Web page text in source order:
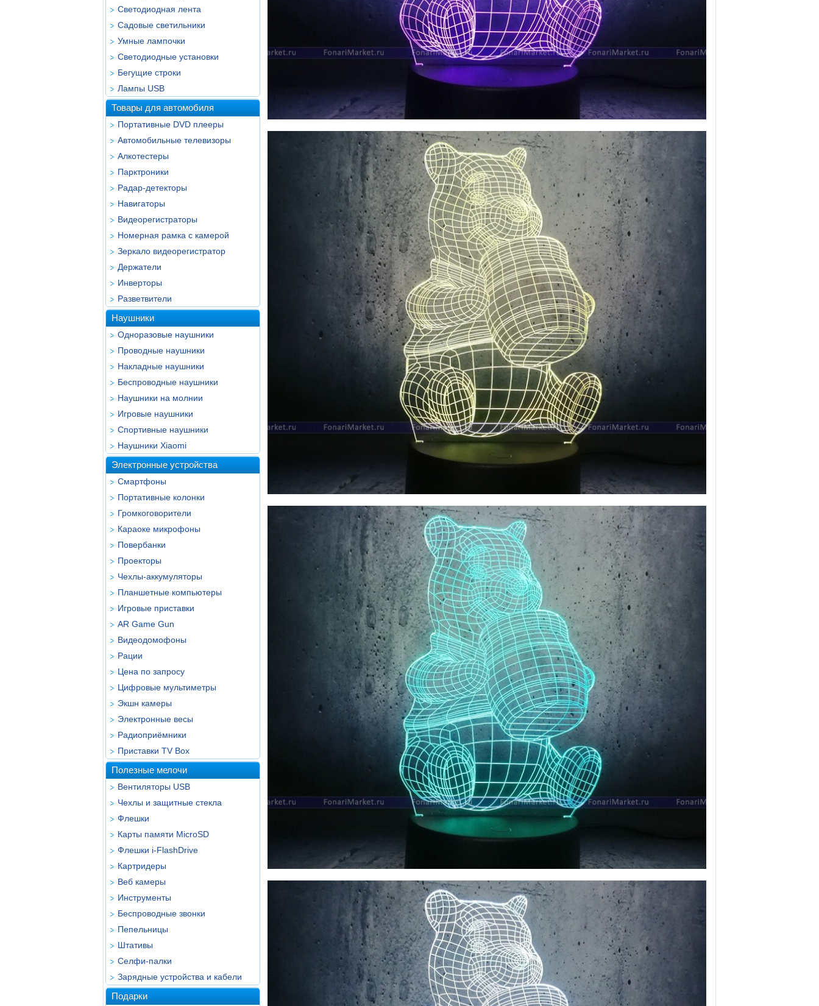
Светодиодная лента
Садовые светильники
Умные лампочки
Светодиодные установки
Бегущие строки
Лампы USB
Товары для автомобиля
Портативные DVD плееры
Автомобильные телевизоры
Алкотестеры
Парктроники
Радар-детекторы
Навигаторы
Видеорегистраторы
Номерная рамка с камерой
Зеркало видеорегистратор
Держатели
Инверторы
Разветвители
Наушники
Одноразовые наушники
Проводные наушники
Накладные наушники
Беспроводные наушники
Наушники на молнии
Игровые наушники
Спортивные наушники
Наушники Xiaomi
Электронные устройства
Смартфоны
Портативные колонки
Громкоговорители
Караоке микрофоны
Повербанки
Проекторы
Чехлы-аккумуляторы
Планшетные компьютеры
Игровые приставки
AR Game Gun
Видеодомофоны
Рации
Цена по запросу
Цифровые мультиметры
Экшн камеры
Электронные весы
Радиоприёмники
Приставки TV Box
Полезные мелочи
Вентиляторы USB
Чехлы и защитные стекла
Флешки
Карты памяти MicroSD
Флешки i-FlashDrive
Картридеры
Веб камеры
Инструменты
Беспроводные звонки
Пепельницы
Штативы
Селфи-палки
Зарядные устройства и кабели
Подарки